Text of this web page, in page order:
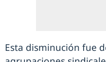
Esta disminución fue